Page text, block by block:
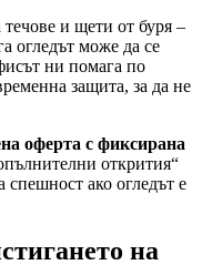
течове и щети от буря –
огледът може да се
ни помага по
защита, за да не
оферта с фиксирана
открития“
спешност ако огледът е
на